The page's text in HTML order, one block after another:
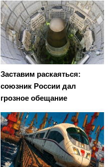
Заставим раскаяться:
союзник России дал
грозное обещание